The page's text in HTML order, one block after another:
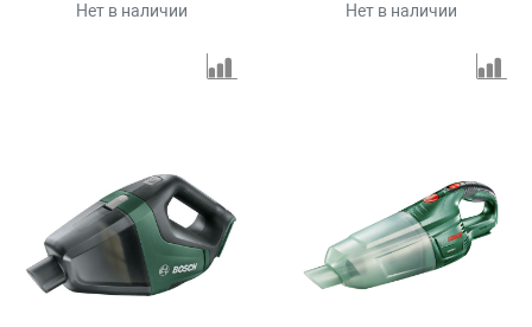
Нет в наличии Нет в наличии